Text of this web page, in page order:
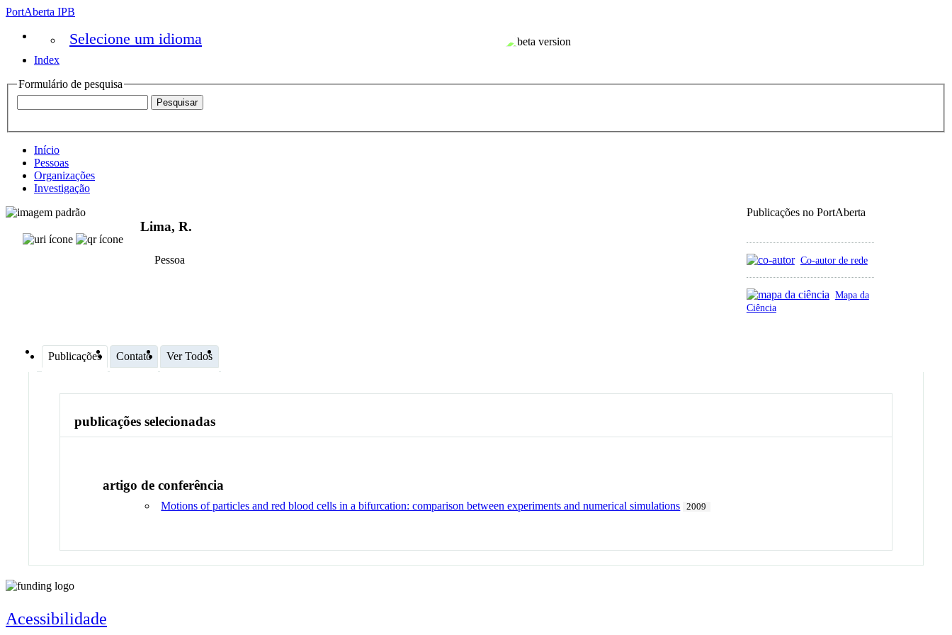
PortAberta IPB
Selecione um idioma
Index
Formulário de pesquisa
Início
Pessoas
Organizações
Investigação
Publicações no PortAberta
Co-autor de rede
Mapa da
Ciência
Lima, R.
Pessoa
Publicações Contato Ver Todos
publicações selecionadas
artigo de conferência
Motions of particles and red blood cells in a bifurcation: comparison between experiments and numerical simulations 2009
Acessibilidade